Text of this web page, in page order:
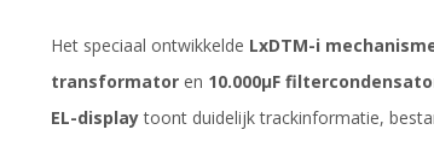
Het speciaal ontwikkelde LxDTM-i
transformator en 10.000µF
EL-displaytoont duidelijk trackinformatie,